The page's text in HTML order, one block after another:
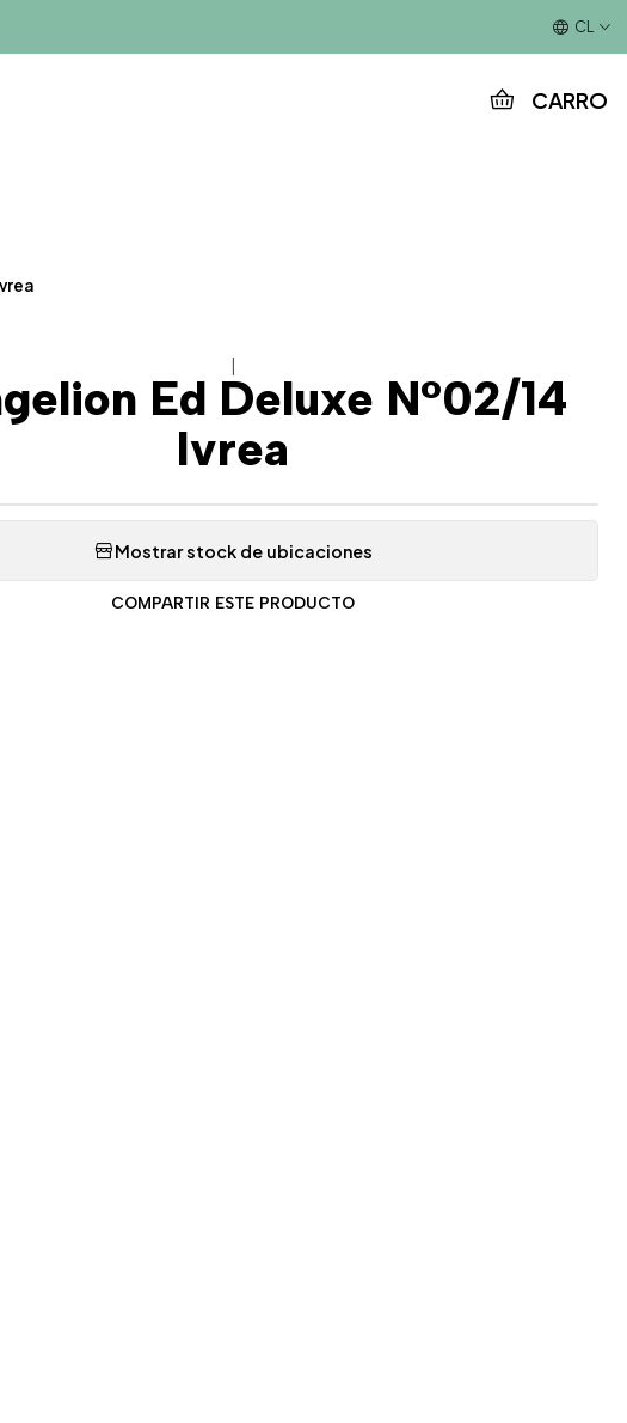
CARRO
CL
Ed Deluxe N°02/14
Ivrea
Mostrar stock de ubicaciones
COMPARTIR ESTE PRODUCTO